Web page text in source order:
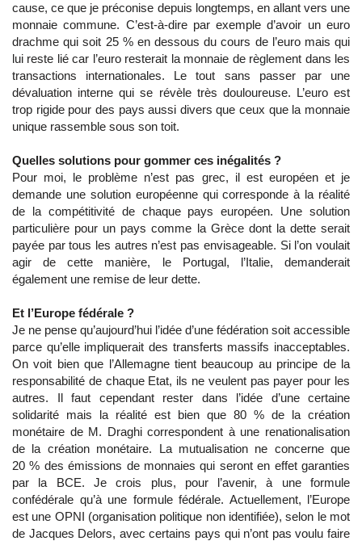
cause, ce que je préconise depuis longtemps, en allant vers une
monnaie commune. C’est-à-dire par exemple d’avoir un euro
drachme qui soit 25 % en dessous du cours de l’euro mais qui
lui reste lié car l’euro resterait la monnaie de règlement dans les
transactions internationales. Le tout sans passer par une
dévaluation interne qui se révèle très douloureuse. L’euro est
trop rigide pour des pays aussi divers que ceux que la monnaie
unique rassemble sous son toit.
Quelles solutions pour gommer ces inégalités ?
Pour moi, le problème n’est pas grec, il est européen et je
demande une solution européenne qui corresponde à la réalité
de la compétitivité de chaque pays européen. Une solution
particulière pour un pays comme la Grèce dont la dette serait
payée par tous les autres n’est pas envisageable. Si l’on voulait
agir de cette manière, le Portugal, l’Italie, demanderait
également une remise de leur dette.
Et l’Europe fédérale ?
Je ne pense qu’aujourd’hui l’idée d’une fédération soit accessible
parce qu’elle impliquerait des transferts massifs inacceptables.
On voit bien que l’Allemagne tient beaucoup au principe de la
responsabilité de chaque Etat, ils ne veulent pas payer pour les
autres. Il faut cependant rester dans l’idée d’une certaine
solidarité mais la réalité est bien que 80 % de la création
monétaire de M. Draghi correspondent à une renationalisation
de la création monétaire. La mutualisation ne concerne que
20 % des émissions de monnaies qui seront en effet garanties
par la BCE. Je crois plus, pour l’avenir, à une formule
confédérale qu’à une formule fédérale. Actuellement, l’Europe
est une OPNI (organisation politique non identifiée), selon le mot
de Jacques Delors, avec certains pays qui n’ont pas voulu faire